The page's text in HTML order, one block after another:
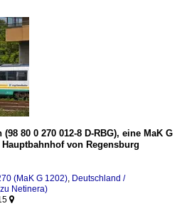
80 0 270 012-8 D-RBG), eine MaK G
Hauptbahnhof von Regensburg
(MaK G 1202), Deutschland /
Netinera)
